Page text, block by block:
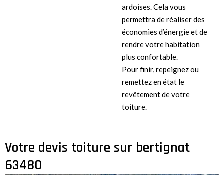
ardoises. Cela vous
permettra de réaliser des
économies d’énergie et de
rendre votre habitation
plus confortable.
Pour finir, repeignez ou
remettez en état le
revêtement de votre
toiture.
Votre devis toiture sur bertignat
63480